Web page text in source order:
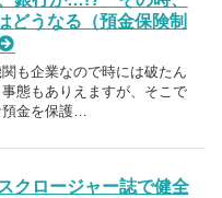
どうなる（預金保険制
も企業なので時には破たん
事態もありえますが、そこで
金を保護…
クロージャー誌で健全